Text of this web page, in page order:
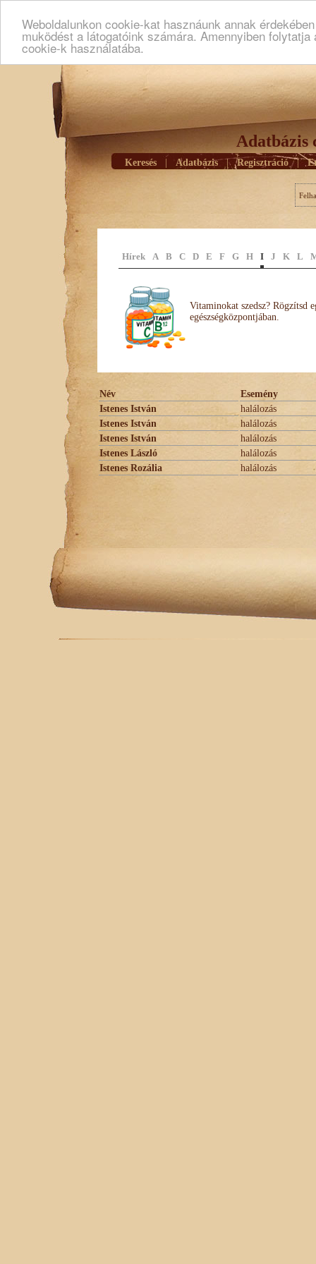
Weboldalunkon cookie-kat hasznáunk annak
muködést a látogatóink számára. Amennyiben
cookie-k használatába.
Adatbázis
Keresés Adatbázis | Regisztráció |
Hírek A B C D E F G H I J K L
Vitaminokat szedsz? Rögzítsd
egészségközpontjában.
Név
Esemény
Istenes István
halálozás
Istenes István
halálozás
Istenes István
halálozás
Istenes László
halálozás
Istenes Rozália
halálozás